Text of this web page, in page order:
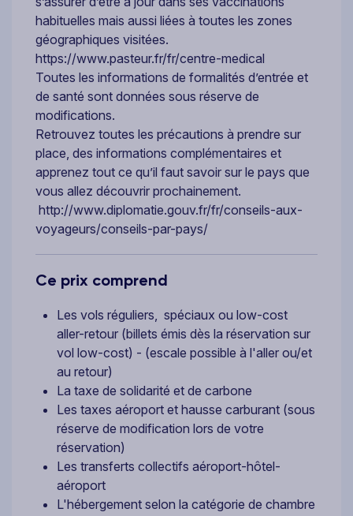
habituelles mais aussi liées à toutes les zones
géographiques visitées.
https://www.pasteur.fr/fr/centre-medical
Toutes les informations de formalités d’entrée et
de santé sont données sous réserve de
modifications.
Retrouvez toutes les précautions à prendre sur
place, des informations complémentaires et
apprenez tout ce qu’il faut savoir sur le pays que
vous allez découvrir prochainement.
http://www.diplomatie.gouv.fr/fr/conseils-aux-
voyageurs/conseils-par-pays/
Ce prix comprend
Les vols réguliers, spéciaux ou low-cost
aller-retour (billets émis dès la réservation sur
vol low-cost) - (escale possible à l'aller ou/et
au retour)
La taxe de solidarité et de carbone
Les taxes aéroport et hausse carburant (sous
réserve de modification lors de votre
réservation)
Les transferts collectifs aéroport-hôtel-
aéroport
L'hébergement selon la catégorie de chambre